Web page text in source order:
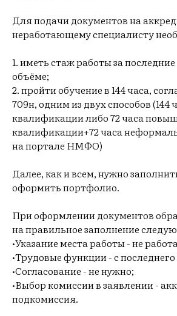
Для подачи документов на
неработающему специалисту
1. иметь стаж работы за
объёме;
2. пройти обучение в 144 часа,
709н, одним из двух способов
квалификации либо 72 часа
квалификации+72 часа
на портале НМФО)
Далее, как и всем, нужно
оформить портфолио.
При оформлении документов
на правильное заполнение
•Указание места работы - не
•Трудовые функции - с
•Согласование - не нужно;
•Выбор комиссии в заявлении -
подкомиссия.